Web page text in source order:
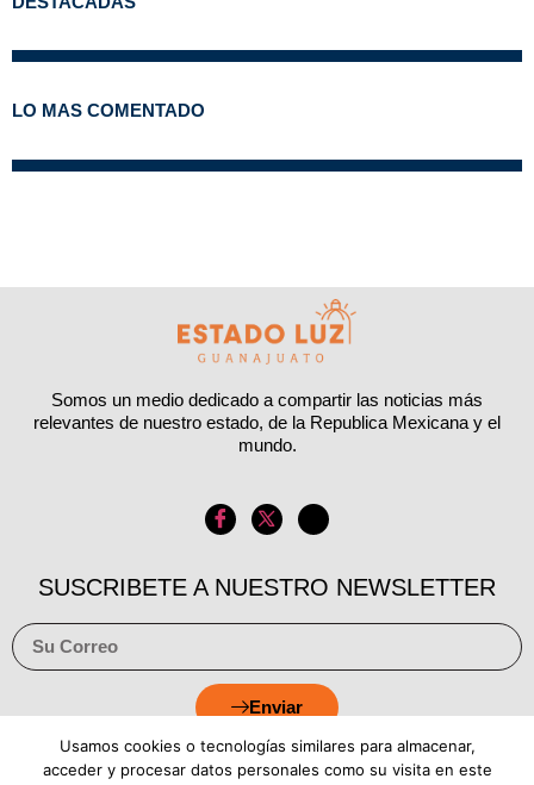
LO MAS COMENTADO
Somos un medio dedicado a compartir las noticias más
relevantes de nuestro estado, de la Republica Mexicana y el
mundo.
SUSCRIBETE A NUESTRO NEWSLETTER
Enviar
Usamos cookies o tecnologías similares para almacenar,
acceder y procesar datos personales como su visita en este